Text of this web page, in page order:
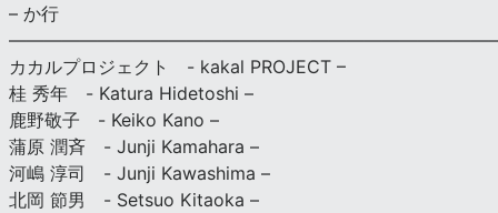
– か行
カカルプロジェクト - kakal PROJECT –
桂 秀年 - Katura Hidetoshi –
鹿野敬子 - Keiko Kano –
蒲原 潤斉 - Junji Kamahara –
河嶋 淳司 - Junji Kawashima –
北岡 節男 - Setsuo Kitaoka –